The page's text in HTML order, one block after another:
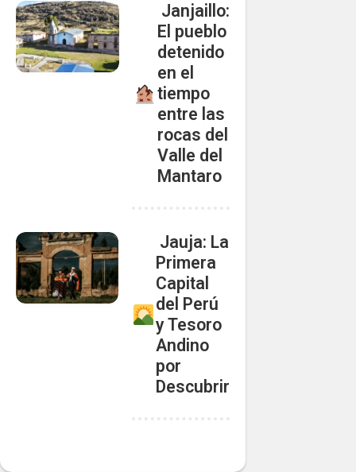
️ Janjaillo:
El pueblo
detenido
en el
tiempo
entre las
rocas del
Valle del
Mantaro
Jauja: La
Primera
Capital
del Perú
y Tesoro
Andino
por
Descubrir